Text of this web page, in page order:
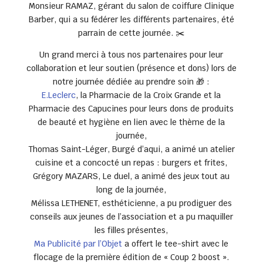
Monsieur RAMAZ, gérant du salon de coiffure Clinique
Barber, qui a su fédérer les différents partenaires, été
parrain de cette journée. ✂️
Un grand merci à tous nos partenaires pour leur
collaboration et leur soutien (présence et dons) lors de
notre journée dédiée au prendre soin 🎁 :
E.Leclerc, la Pharmacie de la Croix Grande et la
Pharmacie des Capucines pour leurs dons de produits
de beauté et hygiène en lien avec le thème de la
journée,
Thomas Saint-Léger, Burgé d’aqui, a animé un atelier
cuisine et a concocté un repas : burgers et frites,
Grégory MAZARS, Le duel, a animé des jeux tout au
long de la journée,
Mélissa LETHENET, esthéticienne, a pu prodiguer des
conseils aux jeunes de l’association et a pu maquiller
les filles présentes,
Ma Publicité par l’Objet a offert le tee-shirt avec le
flocage de la première édition de « Coup 2 boost ».